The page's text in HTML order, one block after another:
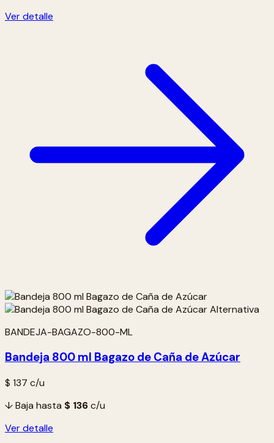
Ver detalle
BANDEJA-BAGAZO-800-ML
Bandeja 800 ml Bagazo de Caña de Azúcar
$ 137 c/u
↓ Baja hasta $ 136c/u
Ver detalle